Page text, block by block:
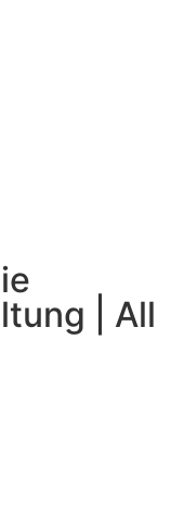
| All